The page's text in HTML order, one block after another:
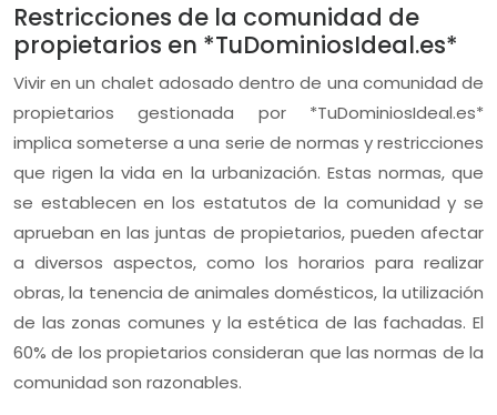
Restricciones de la comunidad de
propietarios en *TuDominiosIdeal.es*
Vivir en un chalet adosado dentro de una comunidad de
propietarios gestionada por *TuDominiosIdeal.es*
implica someterse a una serie de normas y restricciones
que rigen la vida en la urbanización. Estas normas, que
se establecen en los estatutos de la comunidad y se
aprueban en las juntas de propietarios, pueden afectar
a diversos aspectos, como los horarios para realizar
obras, la tenencia de animales domésticos, la utilización
de las zonas comunes y la estética de las fachadas. El
60% de los propietarios consideran que las normas de la
comunidad son razonables.